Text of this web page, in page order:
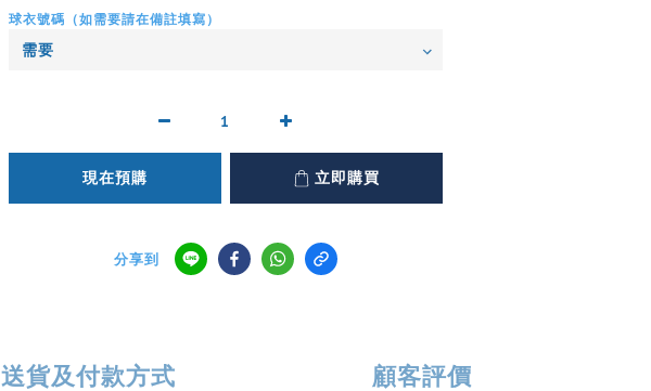
球衣號碼（如需要請在備註填寫）
現在預購 立即購買
分享到
送貨及付款方式 顧客評價